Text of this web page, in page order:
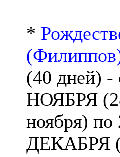
*
(40 дней) -
НОЯБРЯ
ноября) по
ДЕКАБРЯ